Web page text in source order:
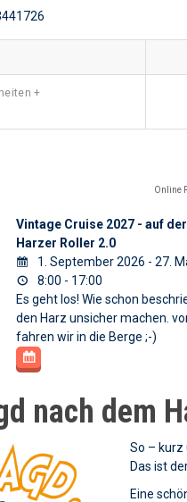
+
Online
Vintage Cruise 2027 - auf
Harzer Roller 2.0
1. September 2026 - 27.
8:00 - 17:00
Es geht los! Wie schon
den Harz unsicher machen.
fahren wir in die Berge ;-)
nach dem
So – kurz
Das ist
Eine